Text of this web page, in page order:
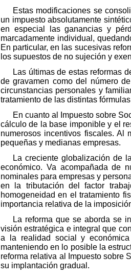
Estas modificaciones se
un impuesto absolutamente
en especial las ganancias y
marcadamente individual,
En particular, en las sucesivas
los supuestos de no sujeción y
Las últimas de estas reformas
de gravamen como del número
circunstancias personales y
tratamiento de las distintas
En cuanto al Impuesto sobre
cálculo de la base imponible y el
numerosos incentivos fiscales.
pequeñas y medianas empresas.
La creciente globalización de
económico. Va acompañada de
nominales para empresas y
en la tributación del factor
homogeneidad en el tratamiento
importancia relativa de la
La reforma que se aborda se
visión estratégica e integral que
a la realidad social y
manteniendo en lo posible la
reforma relativa al Impuesto sobre
su implantación gradual.